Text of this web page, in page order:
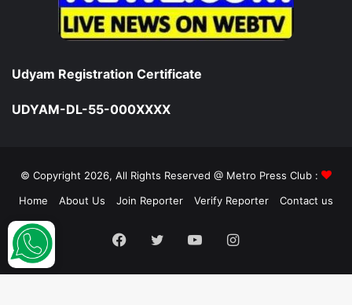
Udyam Registration Certificate
UDYAM-DL-55-000XXXX
© Copyright 2026, All Rights Reserved @ Metro Press Club :
Home
About Us Join Reporter Verify Reporter Contact us
Facebook
TwitterYouTubeInstagram